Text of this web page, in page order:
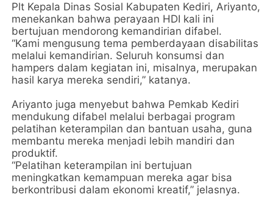
Plt Kepala Dinas Sosial Kabupaten Kediri, Ariyanto,
menekankan bahwa perayaan HDI kali ini
bertujuan mendorong kemandirian difabel.
“Kami mengusung tema pemberdayaan disabilitas
melalui kemandirian. Seluruh konsumsi dan
hampers dalam kegiatan ini, misalnya, merupakan
hasil karya mereka sendiri,” katanya.
Ariyanto juga menyebut bahwa Pemkab Kediri
mendukung difabel melalui berbagai program
pelatihan keterampilan dan bantuan usaha, guna
membantu mereka menjadi lebih mandiri dan
produktif.
“Pelatihan keterampilan ini bertujuan
meningkatkan kemampuan mereka agar bisa
berkontribusi dalam ekonomi kreatif,” jelasnya.